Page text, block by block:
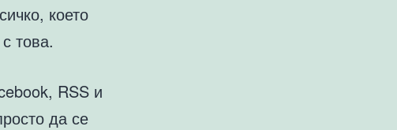
което
това.
RSS и
да се